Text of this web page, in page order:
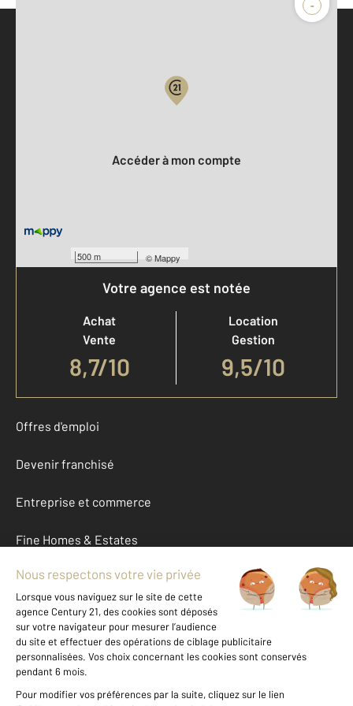
-
500 m ©Mappy
Accéder à mon compte
Votre agence est notée
Achat
Vente
8,7/10
Location
Gestion
9,5/10
Offres d'emploi
Devenir franchisé
Entreprise et commerce
Fine Homes & Estates
À propos
International
Nous contacter